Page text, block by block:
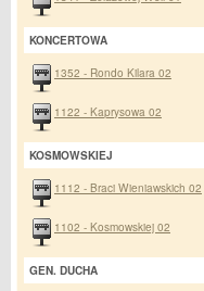
KONCERTOWA
1352 - Rondo Kilara 02
1122 - Kaprysowa 02
KOSMOWSKIEJ
1112 - Braci Wieniawskich 02
1102 - Kosmowskiej 02
GEN. DUCHA